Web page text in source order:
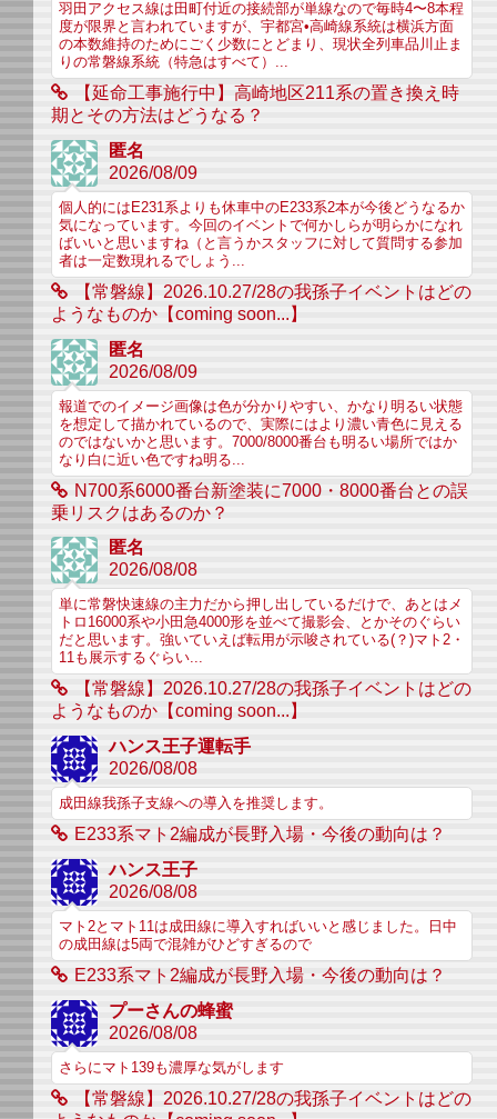
羽田アクセス線は田町付近の接続部が単線なので毎時4〜8本程
度が限界と言われていますが、宇都宮•高崎線系統は横浜方面
の本数維持のためにごく少数にとどまり、現状全列車品川止ま
りの常磐線系統（特急はすべて）...
【延命工事施行中】高崎地区211系の置き換え時
期とその方法はどうなる？
匿名
2026/08/09
個人的にはE231系よりも休車中のE233系2本が今後どうなるか
気になっています。今回のイベントで何かしらが明らかになれ
ばいいと思いますね（と言うかスタッフに対して質問する参加
者は一定数現れるでしょう...
【常磐線】2026.10.27/28の我孫子イベントはどの
ようなものか【coming soon...】
匿名
2026/08/09
報道でのイメージ画像は色が分かりやすい、かなり明るい状態
を想定して描かれているので、実際にはより濃い青色に見える
のではないかと思います。7000/8000番台も明るい場所ではか
なり白に近い色ですね明る...
N700系6000番台新塗装に7000・8000番台との誤
乗リスクはあるのか？
匿名
2026/08/08
単に常磐快速線の主力だから押し出しているだけで、あとはメ
トロ16000系や小田急4000形を並べて撮影会、とかそのぐらい
だと思います。強いていえば転用が示唆されている(？)マト2・
11も展示するぐらい...
【常磐線】2026.10.27/28の我孫子イベントはどの
ようなものか【coming soon...】
ハンス王子運転手
2026/08/08
成田線我孫子支線への導入を推奨します。
E233系マト2編成が長野入場・今後の動向は？
ハンス王子
2026/08/08
マト2とマト11は成田線に導入すればいいと感じました。日中
の成田線は5両で混雑がひどすぎるので
E233系マト2編成が長野入場・今後の動向は？
プーさんの蜂蜜
2026/08/08
さらにマト139も濃厚な気がします
【常磐線】2026.10.27/28の我孫子イベントはどの